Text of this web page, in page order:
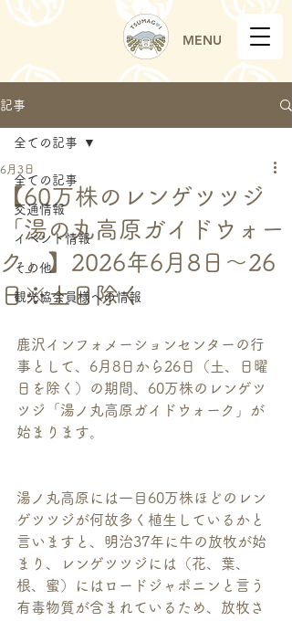
MENU
記事
全ての記事
交通情報
イベント情報
その他
観光協会員様への情報
全ての記事
【60万株のレンゲツツジ
「湯の丸高原ガイドウォー
ク」】2026年6月8日～26
日※土日除く
6月3日
鹿沢インフォメーションセンターの行
事として、6月8日から26日（土、日曜
日を除く）の期間、60万株のレンゲツ
ツジ「湯ノ丸高原ガイドウォーク」が
始まります。
湯ノ丸高原には一目60万株ほどのレン
ゲツツジが何故多く植生しているかと
言いますと、明治37年に牛の放牧が始
まり、レンゲツツジには（花、葉、
根、蜜）にはロードジャポニンと言う
有毒物質が含まれているため、放牧さ